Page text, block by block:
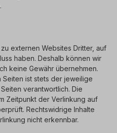
externen Websites Dritter, auf
haben. Deshalb können wir
keine Gewähr übernehmen.
ist stets der jeweilige
verantwortlich. Die
Zeitpunkt der Verlinkung auf
Rechtswidrige Inhalte
nicht erkennbar.